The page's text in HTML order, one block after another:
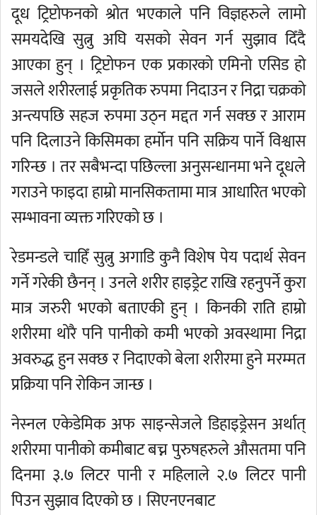
दूध ट्रिप्टोफनको श्रोत भएकाले पनि विज्ञहरुले लामो
समयदेखि सुत्नु अघि यसको सेवन गर्न सुझाव दिँदै
आएका हुन् । ट्रिप्टोफन एक प्रकारको एमिनो एसिड हो
जसले शरीरलाई प्रकृतिक रुपमा निदाउन र निद्रा चक्रको
अन्त्यपछि सहज रुपमा उठ्न मद्दत गर्न सक्छ र आराम
पनि दिलाउने किसिमका हर्मोन पनि सक्रिय पार्ने विश्वास
गरिन्छ । तर सबैभन्दा पछिल्ला अनुसन्धानमा भने दूधले
गराउने फाइदा हाम्रो मानसिकतामा मात्र आधारित भएको
सम्भावना व्यक्त गरिएको छ ।
रेडमन्डले चाहिँ सुत्नु अगाडि कुनै विशेष पेय पदार्थ सेवन
गर्ने गरेकी छैनन् । उनले शरीर हाइड्रेट राखि रहनुपर्ने कुरा
मात्र जरुरी भएको बताएकी हुन् । किनकी राति हाम्रो
शरीरमा थोरै पनि पानीको कमी भएको अवस्थामा निद्रा
अवरुद्ध हुन सक्छ र निदाएको बेला शरीरमा हुने मरम्मत
प्रक्रिया पनि रोकिन जान्छ ।
नेस्नल एकेडेमिक अफ साइन्सेजले डिहाइड्रेसन अर्थात्
शरीरमा पानीको कमीबाट बच्न पुरुषहरुले औसतमा पनि
दिनमा ३.७ लिटर पानी र महिलाले २.७ लिटर पानी
पिउन सुझाव दिएको छ । सिएनएनबाट